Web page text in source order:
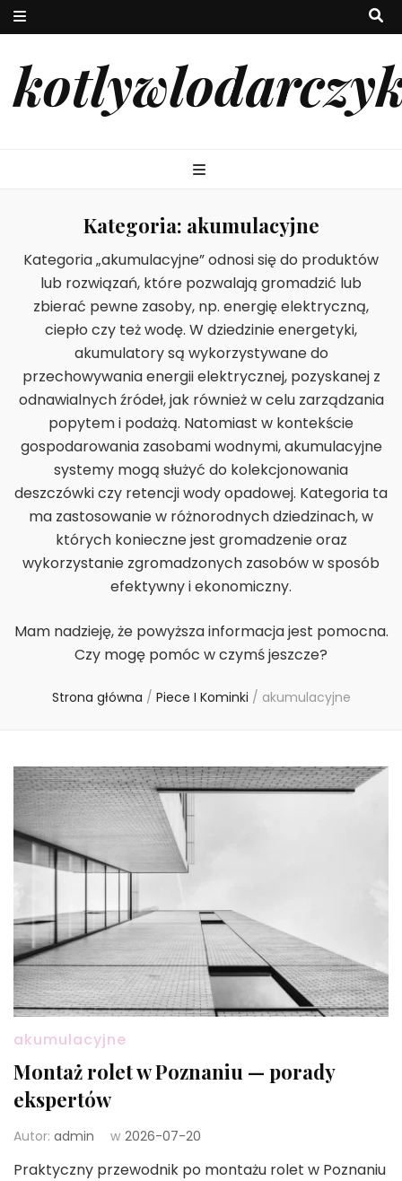
Kategoria: akumulacyjne
Kategoria „akumulacyjne” odnosi się do produktów
lub rozwiązań, które pozwalają gromadzić lub
zbierać pewne zasoby, np. energię elektryczną,
ciepło czy też wodę. W dziedzinie energetyki,
akumulatory są wykorzystywane do
przechowywania energii elektrycznej, pozyskanej z
odnawialnych źródeł, jak również w celu zarządzania
popytem i podażą. Natomiast w kontekście
gospodarowania zasobami wodnymi, akumulacyjne
systemy mogą służyć do kolekcjonowania
deszczówki czy retencji wody opadowej. Kategoria ta
ma zastosowanie w różnorodnych dziedzinach, w
których konieczne jest gromadzenie oraz
wykorzystanie zgromadzonych zasobów w sposób
efektywny i ekonomiczny.
Mam nadzieję, że powyższa informacja jest pomocna.
Czy mogę pomóc w czymś jeszcze?
Strona główna / Piece I Kominki / akumulacyjne
akumulacyjne
Montaż rolet w Poznaniu — porady
ekspertów
Autor: admin w 2026-07-20
Praktyczny przewodnik po montażu rolet w Poznaniu